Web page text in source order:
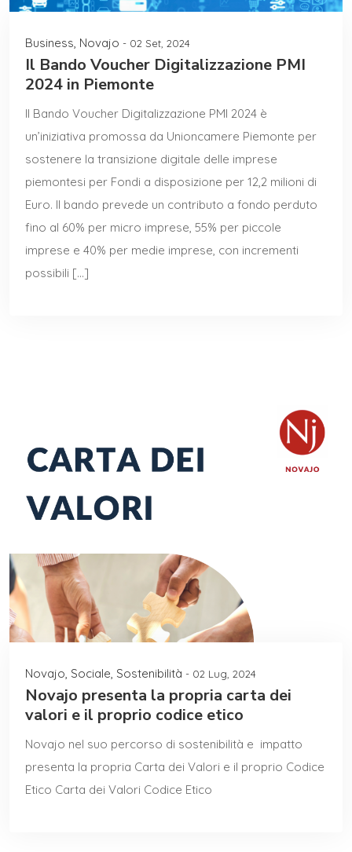
Business, Novajo - 02 Set, 2024
Il Bando Voucher Digitalizzazione PMI
2024 in Piemonte
Il Bando Voucher Digitalizzazione PMI 2024 è
un’iniziativa promossa da Unioncamere Piemonte per
sostenere la transizione digitale delle imprese
piemontesi per Fondi a disposizione per 12,2 milioni di
Euro. Il bando prevede un contributo a fondo perduto
fino al 60% per micro imprese, 55% per piccole
imprese e 40% per medie imprese, con incrementi
possibili […]
Novajo, Sociale, Sostenibilità - 02 Lug, 2024
Novajo presenta la propria carta dei
valori e il proprio codice etico
Novajo nel suo percorso di sostenibilità e impatto
presenta la propria Carta dei Valori e il proprio Codice
Etico Carta dei Valori Codice Etico